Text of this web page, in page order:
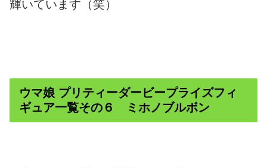
輝いています（笑）
ウマ娘 プリティーダービープライズフィ
ギュア一覧その６ ミホノブルボン